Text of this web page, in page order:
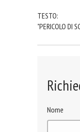
TESTO:
"PERICOLO DI
Nome